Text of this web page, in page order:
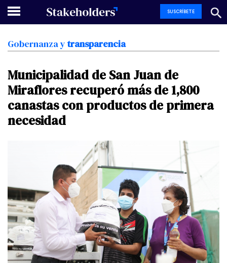
SUSCRÍBETE
Gobernanzay transparencia
Municipalidad de San Juan de
Miraflores recuperómás de 1,800
canastas con productos de primera
necesidad